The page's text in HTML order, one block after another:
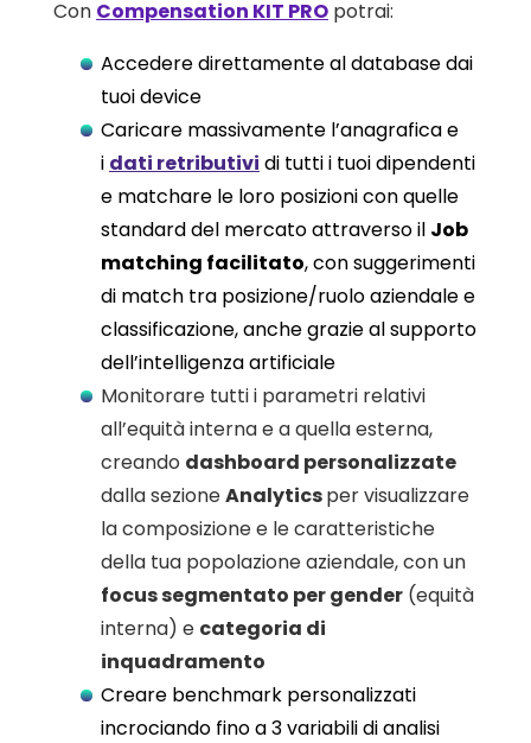
Con Compensation KIT PRO potrai:
Accedere direttamente al database dai
tuoi device
Caricare massivamente l’anagrafica e
i dati retributivi di tutti i tuoi dipendenti
e matchare le loro posizioni con quelle
standard del mercato attraverso il Job
matching facilitato, con suggerimenti
di match tra posizione/ruolo aziendale e
classificazione, anche grazie al supporto
dell’intelligenza artificiale
Monitorare tutti i parametri relativi
all’equità interna e a quella esterna,
creando dashboard personalizzate
dalla sezioneAnalyticsper visualizzare
la composizione e le caratteristiche
della tua popolazione aziendale, con un
focus segmentato per gender (equità
interna) e categoria di
inquadramento
Creare benchmark personalizzati
incrociando fino a 3 variabili di analisi